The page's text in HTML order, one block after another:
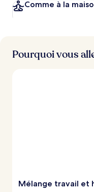
Comme à la
Pourquoi vous
Mélange travail et